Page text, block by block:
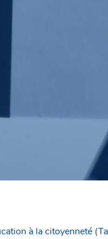
à la citoyenneté